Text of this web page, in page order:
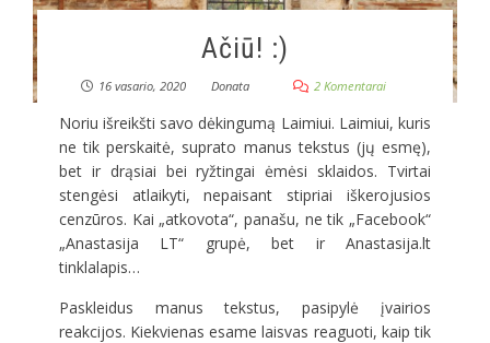
Ačiū! :)
16 vasario, 2020 Donata 2 Komentarai
Noriu išreikšti savo dėkingumą Laimiui. Laimiui, kuris
ne tik perskaitė, suprato manus tekstus (jų esmę),
bet ir drąsiai bei ryžtingai ėmėsi sklaidos. Tvirtai
stengėsi atlaikyti, nepaisant stipriai iškerojusios
cenzūros. Kai „atkovota“, panašu, ne tik „Facebook“
„Anastasija LT“ grupė, bet ir Anastasija.lt
tinklalapis…
Paskleidus manus tekstus, pasipylė įvairios
reakcijos. Kiekvienas esame laisvas reaguoti, kaip tik